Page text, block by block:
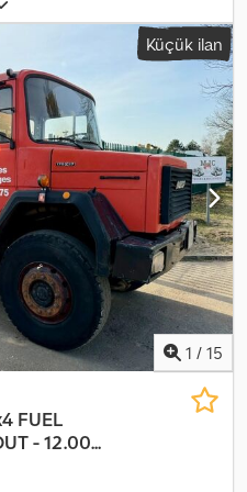
motor freni, renk:kırmızı,
, süspansiyon:
6.500 mm
ve ara satış hakkı
koşullarda yapılır – tüm
Cjdpfjwm Nudox Ah Isha
Küçük ilan
1 / 15
FUEL
- 12.00...